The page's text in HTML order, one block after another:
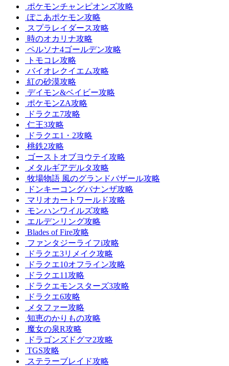
ポケモンチャンピオンズ攻略
ぽこあポケモン攻略
スプラレイダース攻略
時のオカリナ攻略
ペルソナ4ゴールデン攻略
トモコレ攻略
バイオレクイエム攻略
紅の砂漠攻略
デイモン&ベイビー攻略
ポケモンZA攻略
ドラクエ7攻略
仁王3攻略
ドラクエ1・2攻略
桃鉄2攻略
ゴーストオブヨウテイ攻略
メタルギアデルタ攻略
牧場物語 風のグランドバザール攻略
ドンキーコングバナンザ攻略
マリオカートワールド攻略
モンハンワイルズ攻略
エルデンリング攻略
Blades of Fire攻略
ファンタジーライフi攻略
ドラクエ3リメイク攻略
ドラクエ10オフライン攻略
ドラクエ11攻略
ドラクエモンスターズ3攻略
ドラクエ6攻略
メタファー攻略
知恵のかりもの攻略
魔女の泉R攻略
ドラゴンズドグマ2攻略
TGS攻略
ステラーブレイド攻略